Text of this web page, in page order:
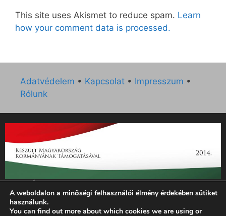
This site uses Akismet to reduce spam. Learn
how your comment data is processed.
Adatvédelem • Kapcsolat • Impresszum •
Rólunk
„Az Új Ember katolikus hetilap 2014. évi működésének
támogatását az EGYH-KCP-14-P-0121 sz. támogatási
szerződés keretében 3 000 000 Ft összegben támogatta az
A weboldalon a minőségi felhasználói élmény érdekében sütiket
használunk.
You can find out more about which cookies we are using or